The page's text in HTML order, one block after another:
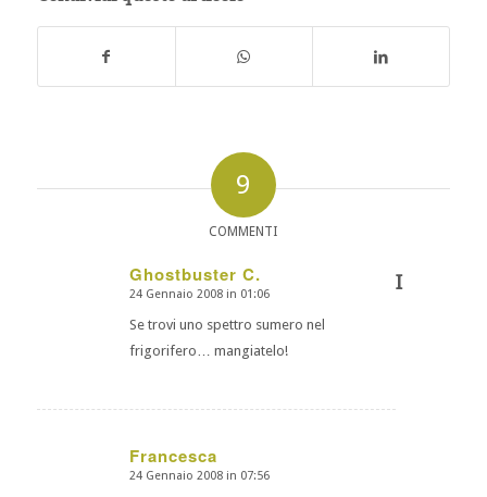
9
COMMENTI
Ghostbuster C.
dice:
24 Gennaio 2008 in 01:06
Se trovi uno spettro sumero nel
frigorifero… mangiatelo!
Francesca
dice:
24 Gennaio 2008 in 07:56
I